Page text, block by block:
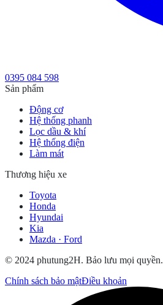
0395 084 598
Sản phẩm
Động cơ
Hệ thống phanh
Lọc dầu & khí
Hệ thống điện
Làm mát
Thương hiệu xe
Toyota
Honda
Hyundai
Kia
Mazda · Ford
© 2024 phutung2H. Bảo lưu mọi quyền.
Chính sách bảo mậtĐiều khoản